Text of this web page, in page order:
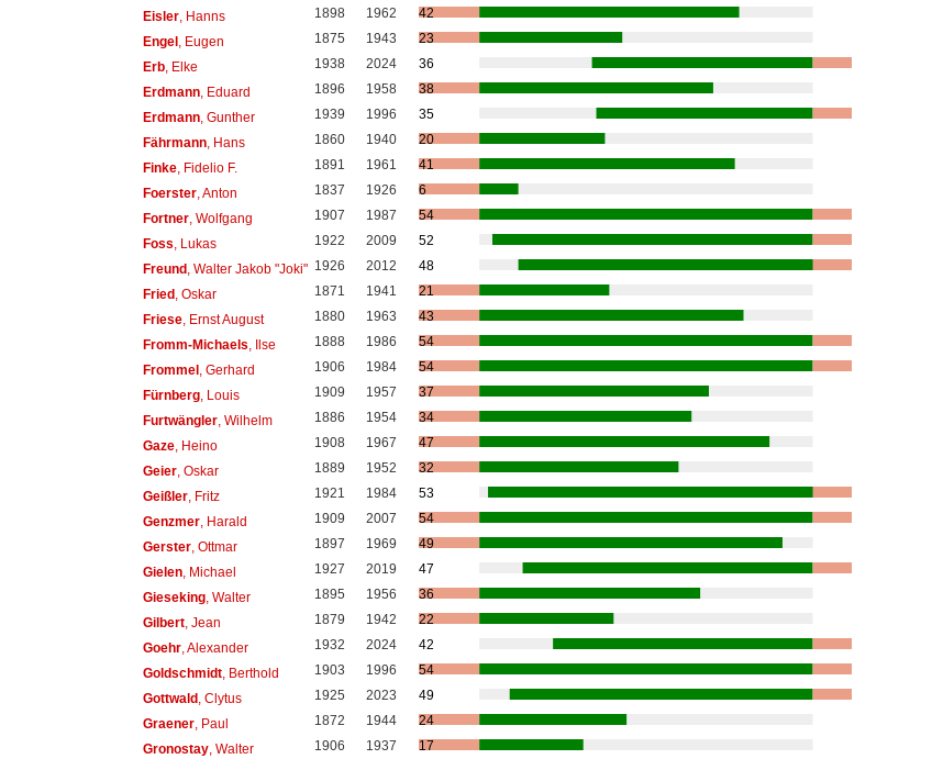
Eisler, Hanns 1898 1962
42
Engel, Eugen 1875 1943
23
Erb, Elke 1938 2024
36
Erdmann, Eduard 1896 1958
38
Erdmann, Gunther 1939 1996
35
Fährmann, Hans 1860 1940
20
Finke, Fidelio F. 1891 1961
41
Foerster, Anton 1837 1926
6
Fortner, Wolfgang 1907 1987
54
Foss , Lukas 1922 2009
52
Freund, Walter Jakob "Joki" 1926 2012
48
Fried, Oskar 1871 1941
21
Friese, Ernst August 1880 1963
43
Fromm-Michaels , Ilse 1888 1986
54
Frommel, Gerhard 1906 1984
54
Fürnberg, Louis 1909 1957
37
Furtwängler, Wilhelm 1886 1954
34
Gaze, Heino 1908 1967
47
Geier, Oskar 1889 1952
32
Geißler, Fritz 1921 1984
53
Genzmer, Harald 1909 2007
54
Gerster, Ottmar 1897 1969
49
Gielen, Michael 1927 2019
47
Gieseking, Walter 1895 1956
36
Gilbert, Jean 1879 1942
22
Goehr, Alexander 1932 2024
42
Goldschmidt, Berthold 1903 1996
54
Gottwald, Clytus 1925 2023
49
Graener, Paul 1872 1944
24
Gronostay, Walter 1906 1937
17